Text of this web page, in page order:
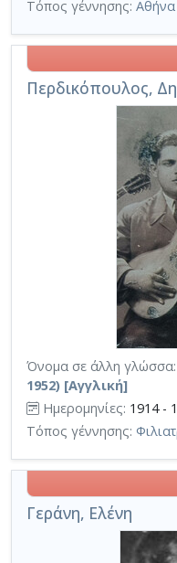
Τόπος γέννησης: Αθήνα
Περδικόπουλος,
Όνομα σε άλλη γλώσσα:
1952) [Αγγλική]
Ημερομηνίες: 1914 -
Τόπος γέννησης:
Γεράνη, Ελένη